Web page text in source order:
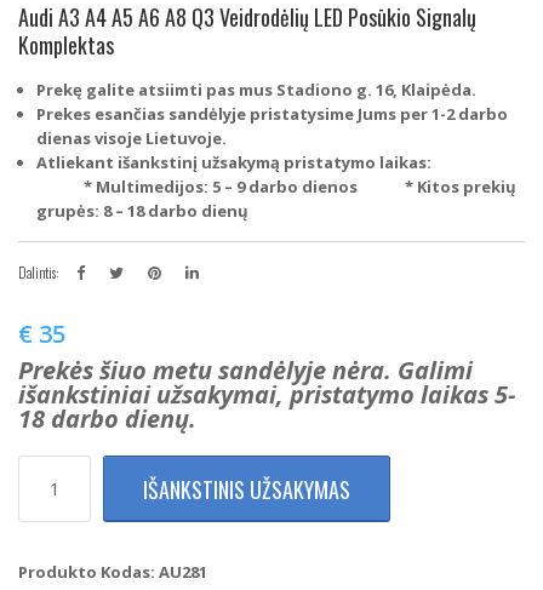
Audi A3 A4 A5 A6 A8 Q3 Veidrodėlių LED Posūkio Signalų
Komplektas
Prekę galite atsiimti pas mus Stadiono g. 16, Klaipėda.
Prekes esančias sandėlyje pristatysime Jums per 1-2 darbo
dienas visoje Lietuvoje.
Atliekant išankstinį užsakymą pristatymo laikas:
* Multimedijos: 5 – 9 darbo dienos * Kitos prekių
grupės: 8 – 18 darbo dienų
Dalintis:
€ 35
Prekės šiuo metu sandėlyje nėra. Galimi
išankstiniai užsakymai, pristatymo laikas 5-
18 darbo dienų.
kiekis:
A4
IŠANKSTINIS UŽSAKYMAS
Produkto Kodas: AU281